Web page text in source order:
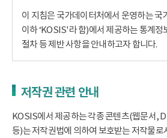
이 지침은 국가데이터처에서 운영하는
이하 ‘KOSIS'라 함)에서 제공하는 통계정
절차 등 제반 사항을 안내하고자 합니다.
저작권 관련 안내
KOSIS에서 제공하는 각종 콘텐츠(웹문서,
등)는 저작권법에 의하여 보호받는 저작물로